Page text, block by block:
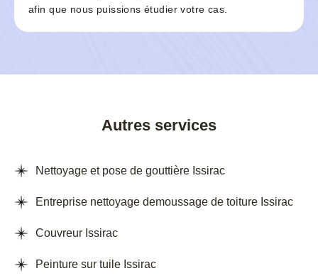
afin que nous puissions étudier votre cas.
Autres services
Nettoyage et pose de gouttière Issirac
Entreprise nettoyage demoussage de toiture Issirac
Couvreur Issirac
Peinture sur tuile Issirac